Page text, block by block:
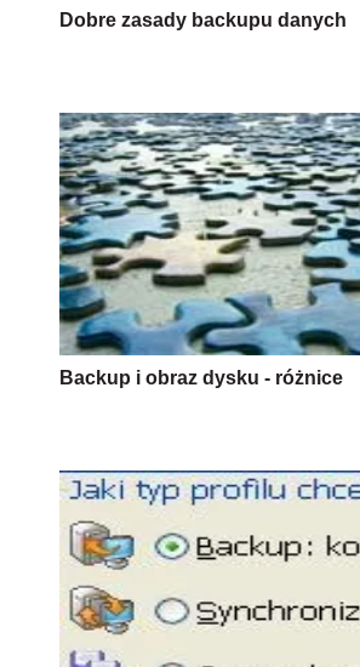
Dobre zasady backupu danych
Backup i obraz dysku - różnice